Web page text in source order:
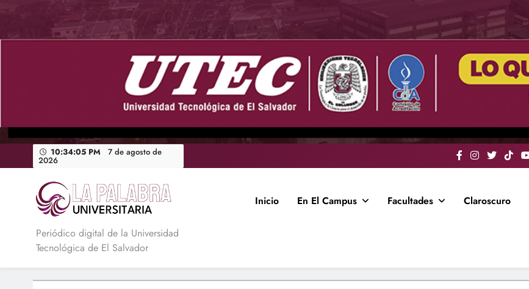
contenido
10:34:07 PM 7 de agosto de
2026
La Palabra Universitaria
Periódico digital de la Universidad
Tecnológica de El Salvador
Inicio En El Campus Facultades Claroscuro